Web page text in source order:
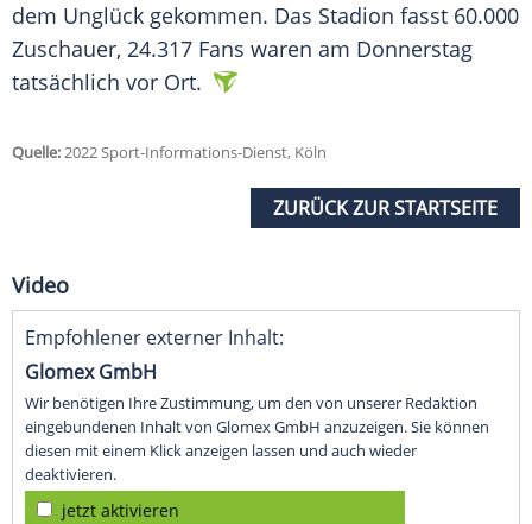
dem Unglück gekommen. Das Stadion fasst 60.000
Zuschauer, 24.317 Fans waren am Donnerstag
tatsächlich vor Ort.
Quelle:2022 Sport-Informations-Dienst, Köln
ZURÜCK ZUR STARTSEITE
Video
Empfohlener externer Inhalt:
Glomex GmbH
Wir benötigen Ihre Zustimmung, um den von unserer Redaktion
eingebundenen Inhalt von Glomex GmbH anzuzeigen. Sie können
diesen mit einem Klick anzeigen lassen und auch wieder
deaktivieren.
jetzt aktivieren